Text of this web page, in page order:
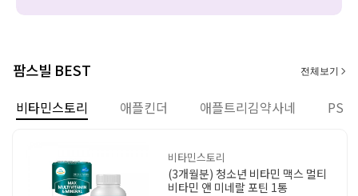
팜스빌 BEST 전체보기
비타민스토리 애플킨더 애플트리김약사네 PS
비타민스토리
(3개월분) 청소년 비타민 맥스 멀티
비타민 앤 미네랄 포틴 1통